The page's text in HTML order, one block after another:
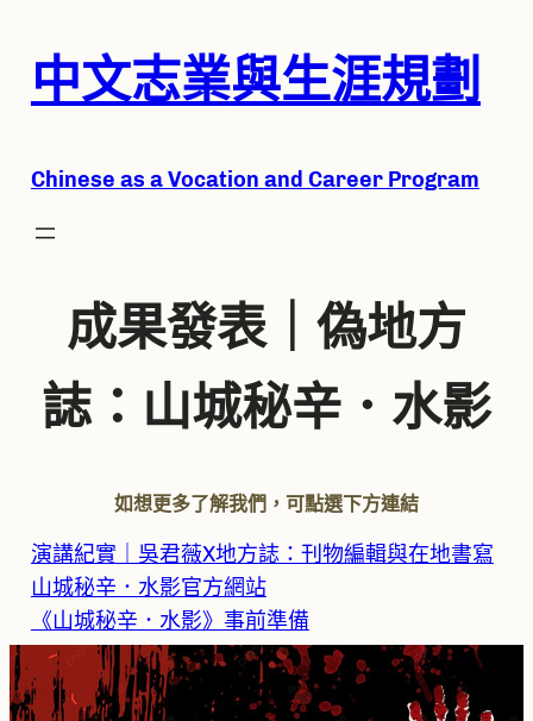
中文志業與生涯規劃
Chinese as a Vocation and Career Program
成果發表｜偽地方
誌：山城秘辛．水影
如想更多了解我們，可點選下方連結
演講紀實｜吳君薇X地方誌：刊物編輯與在地書寫
山城秘辛．水影官方網站
《山城秘辛．水影》事前準備